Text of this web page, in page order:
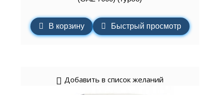
В корзину Быстрый просмотр
Добавить в список желаний